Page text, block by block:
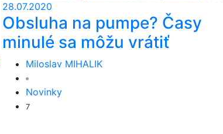
28.07.2020
Obsluha na pumpe? Časy
minulé sa môžu vrátiť
Miloslav MIHALIK
Novinky
7